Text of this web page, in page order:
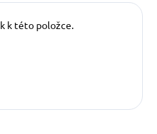
k této položce.